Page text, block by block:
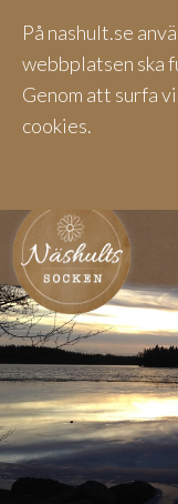
På nashult.se
webbplatsen ska
Genom att surfa
cookies.